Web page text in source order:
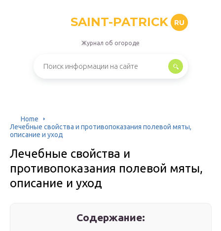
SAINT-PATRICK RU
Журнал об огороде
Home
Лечебные свойства и противопоказания полевой мяты,
описание и уход
Лечебные свойства и
противопоказания полевой мяты,
описание и уход
Содержание: